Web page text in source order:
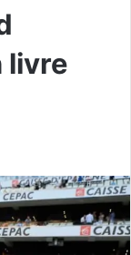
livre